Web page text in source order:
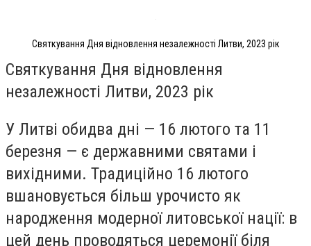
Святкування Дня відновлення незалежності Литви, 2023 рік
Святкування Дня відновлення
незалежності Литви, 2023 рік
У Литві обидва дні — 16 лютого та 11
березня — є державними святами і
вихідними. Традиційно 16 лютого
вшановується більш урочисто як
народження модерної литовської нації: в
цей день проводяться церемонії біля